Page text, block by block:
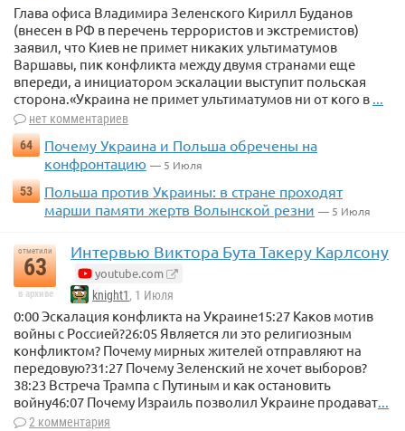
Глава офиса Владимира Зеленского Кирилл Буданов
(внесен в РФ в перечень террористов и экстремистов)
заявил, что Киев не примет никаких ультиматумов
Варшавы, пик конфликта между двумя странами еще
впереди, а инициатором эскалации выступит польская
сторона.«Украина не примет ультиматумов ни от кого в
нет комментариев
64
Почему Украина и Польша обречены на
конфронтацию — 5 Июля
53
Польша против Украины: в стране проходят
марши памяти жертв Волынской резни — 5 Июля
отметили
63
в архиве
Интервью Виктора Бута Такеру Карлсону
youtube.com
knight1, 1 Июля
0:00 Эскалация конфликта на Украине15:27 Каков мотив
войны с Россией?26:05 Является ли это религиозным
конфликтом? Почему мирных жителей отправляют на
передовую?31:27 Почему Зеленский не хочет выборов?
38:23 Встреча Трампа с Путиным и как остановить
войну46:07 Почему Израиль позволил Украине продават...
2 комментария